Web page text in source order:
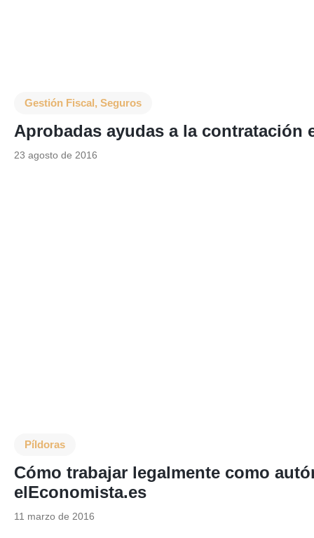
Gestión Fiscal, Seguros
Aprobadas ayudas a la contratación
23 agosto de 2016
Píldoras
Cómo trabajar legalmente como
elEconomista.es
11 marzo de 2016